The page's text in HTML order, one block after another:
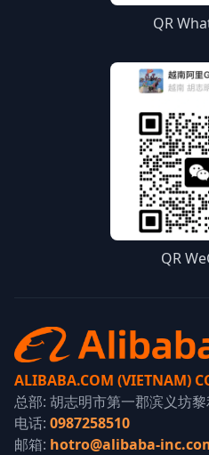
QR
QR
ALIBABA.COM (VIETNAM)
总部: 胡志明市第一郡滨义坊
电话: 0987258510
邮箱: hotro@alibaba-